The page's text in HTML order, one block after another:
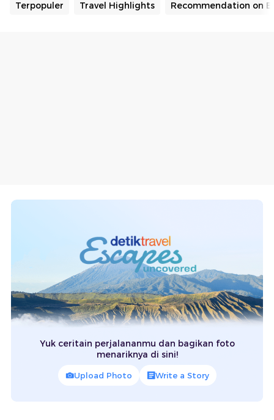
Terpopuler Travel Highlights Recommendation on
Yuk ceritain perjalananmu dan bagikan foto
menariknya di sini!
Upload Photo Write a Story